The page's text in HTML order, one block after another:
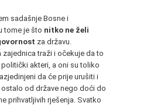
sadašnje Bosne i
tome je što nitko ne želi
za državu.
zajednica traži i očekuje da to
akteri, a oni su toliko
da će prije urušiti i
od države nego doći do
prihvatljivih rješenja. Svatko